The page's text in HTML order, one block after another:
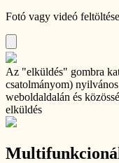
Fotó vagy videó
Az "elküldés" gombra
csatolmányom)
weboldaldalán és
elküldés